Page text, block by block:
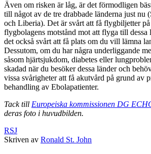
Även om risken är låg, är det förmodligen
till något av de tre drabbade länderna just nu
och Liberia). Det är svårt att få flygbiljetter
flygbolagens motstånd mot att flyga till dessa
det också svårt att få plats om du vill lämna
Dessutom, om du har några underliggande
såsom hjärtsjukdom, diabetes eller
skadad när du besöker dessa länder och
vissa svårigheter att få akutvård på grund av
behandling av Ebolapatienter.
Tack till Europeiska kommissionen DG
deras foto i huvudbilden.
RSJ
Skriven av Ronald St. John